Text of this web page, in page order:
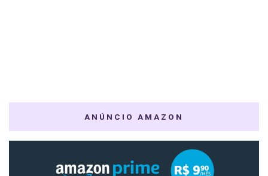
ANÚNCIO AMAZON